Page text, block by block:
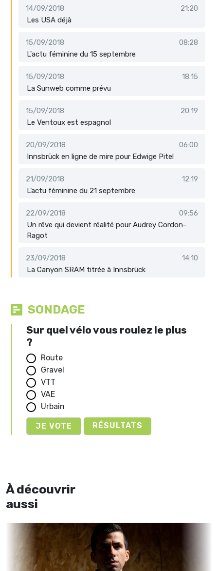
14/09/2018
21:20
Les USA déjà
15/09/2018
08:28
L'actu féminine du 15 septembre
15/09/2018
18:15
La Sunweb comme prévu
15/09/2018
20:19
Le Ventoux est espagnol
20/09/2018
06:00
Innsbrück en ligne de mire pour Edwige Pitel
21/09/2018
12:19
L’actu féminine du 21 septembre
22/09/2018
09:56
Un rêve qui devient réalité pour Audrey Cordon-
Ragot
23/09/2018
14:10
La Canyon SRAM titrée à Innsbrück
SONDAGE
Sur quel vélo vous roulez le plus
?
Route
Gravel
VTT
VAE
Urbain
RÉSULTATS
À découvrir
aussi